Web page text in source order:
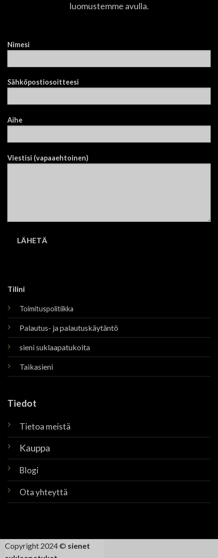
luomustemme avulla.
Tilini
Toimituspolitiikka
Palautus- ja palautuskäytäntö
sieni suklaapatukoita
Taikasieni
Tiedot
Tietoa meistä
Kauppa
Blogi
Ota yhteyttä
Nimesi
Sähköpostiosoitteesi
Aihe
Viestisi (vapaaehtoinen)
Copyright 2024 © sienet